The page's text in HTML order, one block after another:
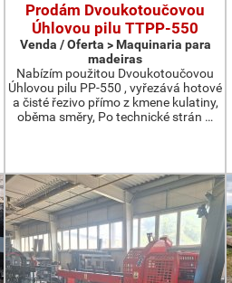
Prodám Dvoukotoučovou
Úhlovou pilu TTPP-550
Venda / Oferta > Maquinaria para
madeiras
Nabízím použitou Dvoukotoučovou
Úhlovou pilu PP-550 , vyřezává hotové
a čisté řezivo přímo z kmene kulatiny,
oběma směry, Po technické strán …